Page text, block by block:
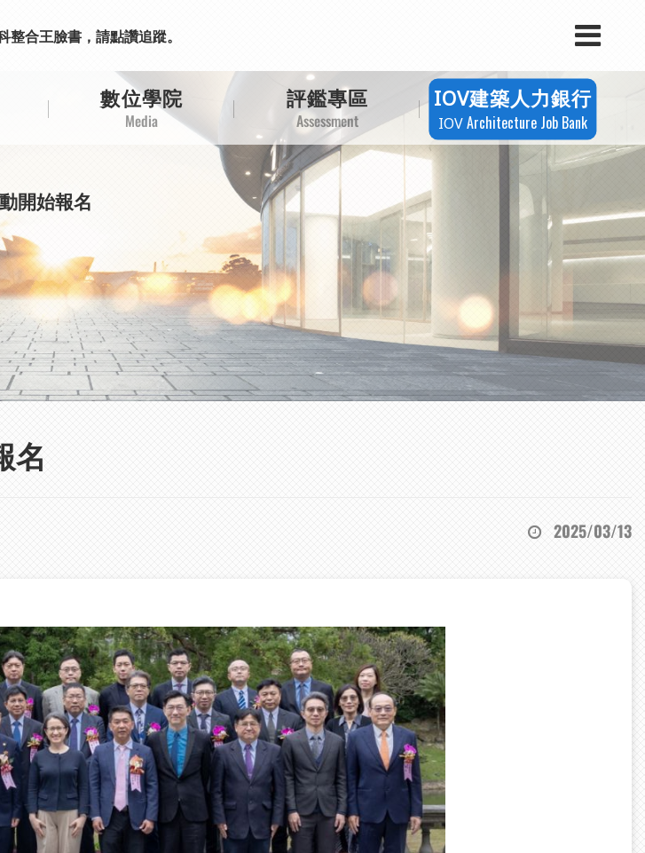
線，請搜尋Wotel建築專科整合王。
線，請搜尋Wotel建築專科整合王。
產業新聞
活動快訊
案例分享
數位學院
Media
評鑑專區
Assessment
IOV建築人力銀行
IOVArchitecture Job Bank
開始報名
名
2025/03/13